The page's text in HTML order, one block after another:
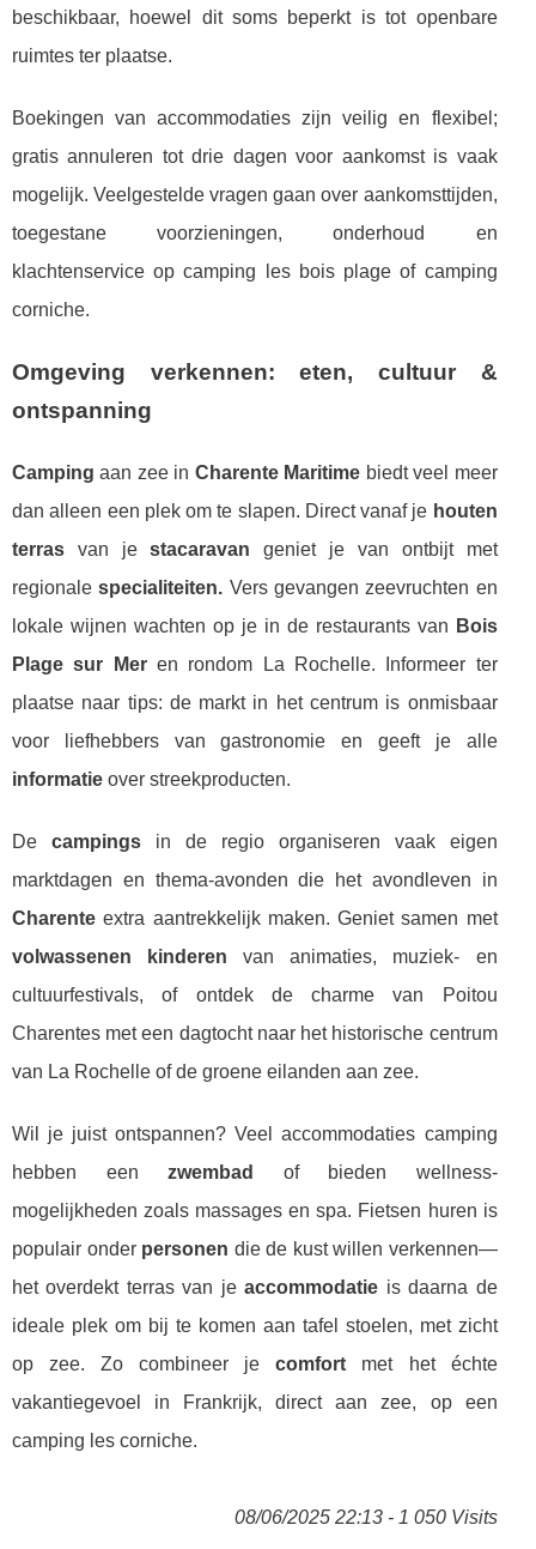
beschikbaar, hoewel dit soms beperkt is tot openbare
ruimtes ter plaatse.
Boekingen van accommodaties zijn veilig en flexibel;
gratis annuleren tot drie dagen voor aankomst is vaak
mogelijk. Veelgestelde vragen gaan over aankomsttijden,
toegestane voorzieningen, onderhoud en
klachtenservice op camping les bois plage of camping
corniche.
Omgeving verkennen: eten, cultuur &
ontspanning
Camping aan zee in Charente Maritime biedt veel meer
dan alleen een plek om te slapen. Direct vanaf je houten
terras van jestacaravan geniet je van ontbijt met
regionalespecialiteiten. Vers gevangen zeevruchten en
lokale wijnen wachten op je in de restaurants van Bois
Plage sur Meren rondom La Rochelle. Informeer ter
plaatse naar tips: de markt in het centrum is onmisbaar
voor liefhebbers van gastronomie en geeft je alle
informatie over streekproducten.
De campingsin de regio organiseren vaak eigen
marktdagen en thema-avonden die het avondleven in
Charente extra aantrekkelijk maken. Geniet samen met
volwassenen kinderen van animaties, muziek- en
cultuurfestivals, of ontdek de charme van Poitou
Charentes met een dagtocht naar het historische centrum
van La Rochelle of de groene eilanden aan zee.
Wil je juist ontspannen? Veel accommodaties camping
hebben eenzwembad
of bieden wellness-
mogelijkheden zoals massages en spa. Fietsen huren is
populair onder personen die de kust willen verkennen—
het overdekt terras van jeaccommodatie is daarna de
ideale plek om bij te komen aan tafel stoelen, met zicht
op zee. Zo combineer jecomfort met het échte
vakantiegevoel in Frankrijk, direct aan zee, op een
camping les corniche.
08/06/2025 22:13 - 1 050 Visits